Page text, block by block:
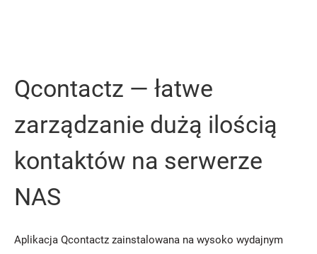
Qcontactz — łatwe
zarządzanie dużą ilością
kontaktów na serwerze
NAS
Aplikacja Qcontactz zainstalowana na wysoko wydajnym